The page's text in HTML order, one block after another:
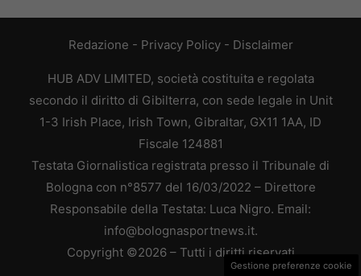
Redazione - Privacy Policy- Disclaimer
HUB ADV LIMITED, società costituita e regolata
secondo il diritto di Gibilterra, con sede legale in Unit
1-3 Irish Place, Irish Town, Gibraltar, GX11 1AA, ID
Fiscale 124881
Testata Giornalistica registrata presso il Tribunale di
Bologna con n°8577 del 16/03/2022 – Direttore
Responsabile della Testata: Luca Nigro. Email:
info@bolognasportnews.it.
Copyright ©2026 – Tutti i diritti riservati
Gestione preferenze cookie